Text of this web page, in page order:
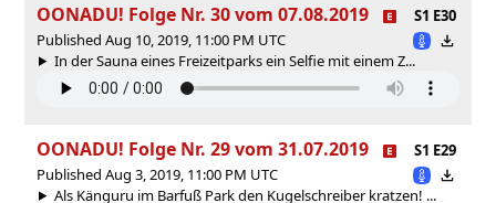
OONADU! Folge Nr. 30 vom 07.08.2019
S1 E30
Published Aug 10, 2019, 11:00 PM UTC
In der Sauna eines Freizeitparks ein Selfie mit einem Z...
OONADU! Folge Nr. 29 vom 31.07.2019
S1 E29
Published Aug 3, 2019, 11:00 PM UTC
Als Känguru im Barfuß Park den Kugelschreiber kratzen! ...